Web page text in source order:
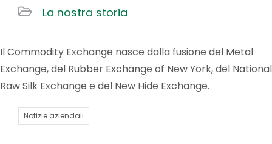
Progetti
News
La nostra storia
Il Commodity Exchange nasce dalla fusione del Metal
Exchange, del Rubber Exchange of New York, del National
Raw Silk Exchange e del New Hide Exchange.
Notizie aziendali